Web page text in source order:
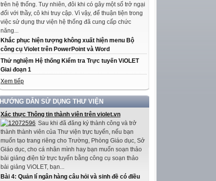
trên hệ thống. Tuy nhiên, đôi khi có gây một số trở ngại
đối với thầy, cô khi truy cập. Vì vậy, để thuận tiện trong
việc sử dụng thư viện hệ thống đã cung cấp chức
năng...
Khắc phục hiện tượng không xuất hiện menu Bộ
công cụ Violet trên PowerPoint và Word
Thử nghiệm Hệ thống Kiểm tra Trực tuyến ViOLET
Giai đoạn 1
Xem tiếp
HƯỚNG DẪN SỬ DỤNG THƯ VIỆN
Xác thực Thông tin thành viên trên violet.vn
Sau khi đã đăng ký thành công và trở
thành thành viên của Thư viện trực tuyến, nếu bạn
muốn tạo trang riêng cho Trường, Phòng Giáo dục, Sở
Giáo dục, cho cá nhân mình hay bạn muốn soạn thảo
bài giảng điện tử trực tuyến bằng công cụ soạn thảo
bài giảng ViOLET, bạn...
Bài 4: Quản lí ngân hàng câu hỏi và sinh đề có điều